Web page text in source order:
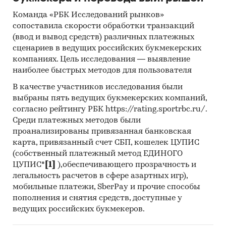
CO., LTD, YANGZHOU YUANDA IMPORT & EXPORT
CO., LTD, HDWEAR OU, ZHEJIANG
INTERNATIONAL BUSINESS GROUP WULIU CO.,
LTD, UNILEVEL TRADING FZCO, FUZHOU
FOOTWEAR AND HEADWEAR IMPORT & EXPORT
CO., LTD, CORTINA CHINA LTD, QUANZHOU BIXIN
IMPORT & EXPORT TRADE CO., LTD, MINGHUANG
INDUSTRIAL CO., LTD, POLLYBOOT CIZME INS
SAN VE TIC A.S., GUANGZHOU E JIA IMPORT &
EXPORT TRADING CO., LTD, THAI TRADE
ASSOCIATION CO., LTD, DONGGUAN FEIYU
TRADING CO., LTD, KAMELIA TRADE AND
FORWARDING ENTERPRISE LTD, HANGZHOU
FUJIE OUTDOOR PRODUCTS INC, HANGZHOU
HAOSHI SHOES CO., LTD, HUAIAN ARAIN
INTERNATIONAL TRADE CO., LTD
В разделе `Экспорт` рассмотрены российские
экспортеры:
Команда «РБК Исследований рынков»
сопоставила скорости обработки транзакций
(ввод и вывод средств) различных платежных
сценариев в ведущих российских букмекерских
компаниях. Цель исследования — выявление
наиболее быстрых методов для пользователя
В качестве участников исследования были
выбраны пять ведущих букмекерских компаний,
согласно рейтингу РБК https://rating.sportrbc.ru/.
Среди платежных методов были
проанализированы привязанная банковская
карта, привязанный счет СБП, кошелек ЦУПИС
(собственный платежный метод ЕДИНОГО
ЦУПИС* [1]
),обеспечивающего прозрачность и
легальность расчетов в сфере азартных игр),
мобильные платежи, SberPay и прочие способы
пополнения и снятия средств, доступные у
ведущих российских букмекеров.